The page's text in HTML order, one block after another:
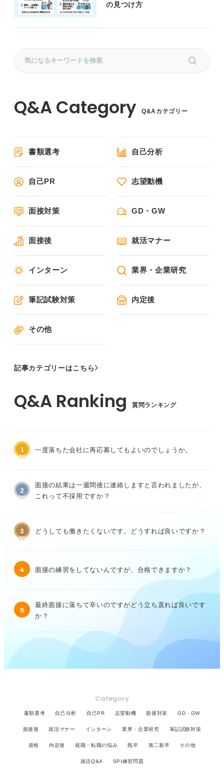
の見つけ方
Q&Aカテゴリー
書類選考 自己分析
自己PR 志望動機
面接対策 GD・GW
面接後 就活マナー
インターン 業界・企業研究
筆記試験対策 内定後
その他
記事カテゴリーはこちら
質問ランキング
1 一度落ちた会社に再応募してもよいのでしょうか。
2
面接の結果は一週間後に連絡しますと言われましたが、
これって不採用ですか？
3 どうしても働きたくないです。どうすれば良いですか？
4 面接の練習をしてないんですが、合格できますか？
5
最終面接に落ちて辛いのですがどう立ち直れば良いです
か？
Category
書類選考 自己分析 自己PR 志望動機 面接対策 GD・GW
面接後 就活マナー インターン 業界・企業研究 筆記試験対策
資格 内定後 就職・転職の悩み 既卒 第二新卒 その他
就活Q&A SPI練習問題